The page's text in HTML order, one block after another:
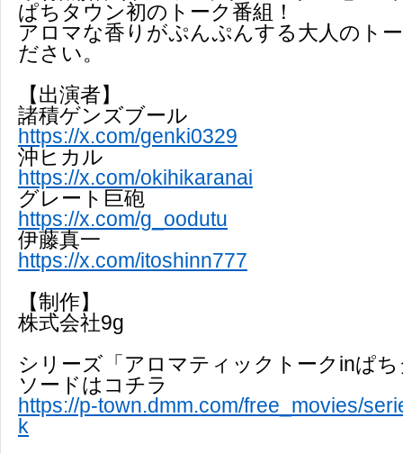
ぱちタウン初のトーク番組！
アロマな香りがぷんぷんする大人のト
ださい。
【出演者】
諸積ゲンズブール
https://x.com/genki0329
沖ヒカル
https://x.com/okihikaranai
グレート巨砲
https://x.com/g_oodutu
伊藤真一
https://x.com/itoshinn777
【制作】
株式会社9g
シリーズ「アロマティックトークinぱ
ソードはコチラ
https://p-town.dmm.com/free_movies/
k